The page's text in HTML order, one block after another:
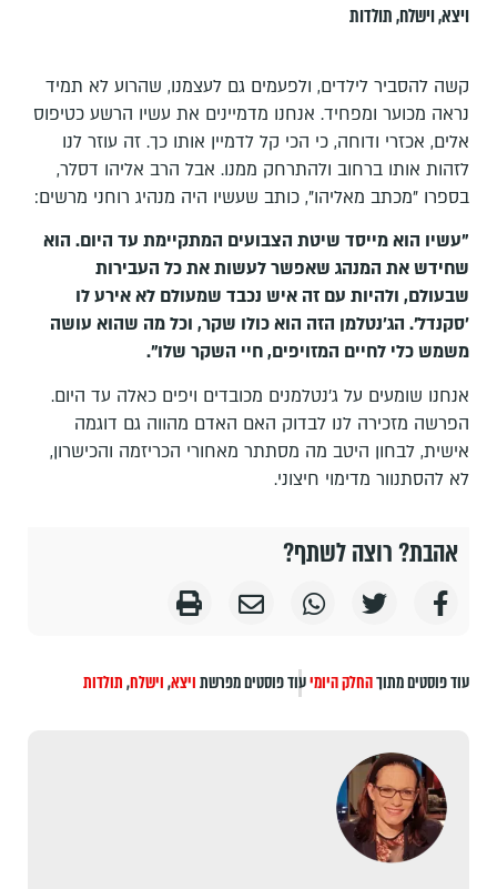
ויצא,וישלח,תולדות
קשה להסביר לילדים, ולפעמים גם לעצמנו, שהרוע לא תמיד
נראה מכוער ומפחיד. אנחנו מדמיינים את עשיו הרשע כטיפוס
אלים, אכזרי ודוחה, כי הכי קל לדמיין אותו כך. זה עוזר לנו
לזהות אותו ברחוב ולהתרחק ממנו. אבל הרב אליהו דסלר,
בספרו "מכתב מאליהו", כותב שעשיו היה מנהיג רוחני מרשים:
"עשיו הוא מייסד שיטת הצבועים המתקיימת עד היום. הוא
שחידש את המנהג שאפשר לעשות את כל העבירות
שבעולם, ולהיות עם זה איש נכבד שמעולם לא אירע לו
'סקנדל'. הג'נטלמן הזה הוא כולו שקר, וכל מה שהוא עושה
משמש כלי לחיים המזויפים, חיי השקר שלו".
אנחנו שומעים על ג'נטלמנים מכובדים ויפים כאלה עד היום.
הפרשה מזכירה לנו לבדוק האם האדם מהווה גם דוגמה
אישית, לבחון היטב מה מסתתר מאחורי הכריזמה והכישרון,
לא להסתנוור מדימוי חיצוני.
אהבת? רוצה לשתף?
עוד פוסטים מתוךהחלק היומיעוד פוסטים מפרשתויצא,וישלח,תולדות